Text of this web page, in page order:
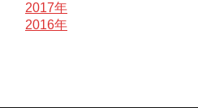
2017年
2016年